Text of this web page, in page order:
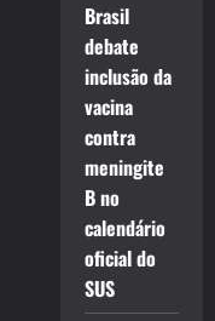
Brasil
debate
inclusão da
vacina
contra
meningite
B no
calendário
oficial do
SUS